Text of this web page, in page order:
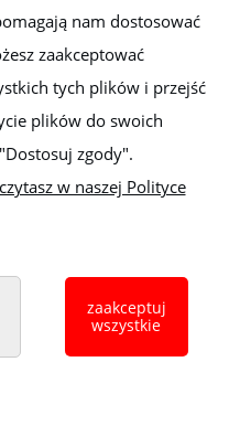
na bieżąco z nowościami i
103 Rzeszów
+48 668 191 214
nam dostosować
zaakceptować
tych plików i przejść
plików do swoich
zgody".
w naszej Polityce
zaakceptuj
wszystkie